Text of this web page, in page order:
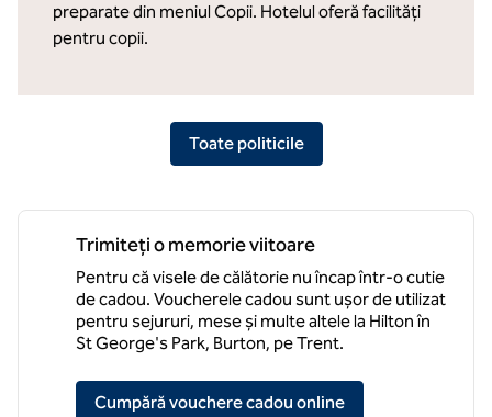
preparate din meniul Copii. Hotelul oferă facilități
pentru copii.
Toate politicile
Trimiteți o memorie viitoare
Pentru că visele de călătorie nu încap într-o cutie
de cadou. Voucherele cadou sunt ușor de utilizat
pentru sejururi, mese și multe altele la Hilton în
St George's Park, Burton, pe Trent.
Cumpără vouchere cadou online,